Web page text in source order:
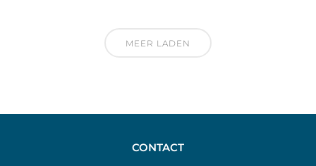
MEER LADEN
CONTACT